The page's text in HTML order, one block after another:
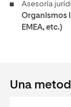
Asesoría
Organismos
EMEA, etc.)
Una